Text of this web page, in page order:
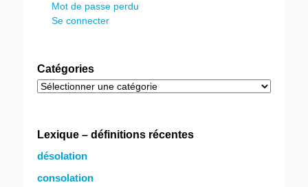
Mot de passe perdu
Se connecter
Catégories
Catégories
Lexique – définitions récentes
désolation
consolation